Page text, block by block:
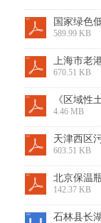
国家绿色
589.99 KB
上海市老
670.51 KB
《区域性
4.46 MB
天津西区
603.51 KB
北京保温
142.37 KB
石林县长